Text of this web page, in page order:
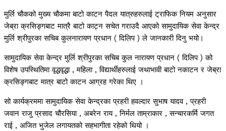
मुर्लि चौकको मुख्य चौकमा बाटो काटन पैदल यात्रुहरुलाई ट्राफिक नियम अनुसार
जेब्रा क्रसिङ्गबाट मात्रै बाटो काट्न सचेत गराउदै आएको सामुदायिक सेवा केन्द्र
मुर्लि श्रीपुरका सचिब कुलनारायण प्रधान ( दिलिप ) ले जानकारी दिनु भयो।
सामुदायिक सेवा केन्द्र मुर्लि श्रीपुरका सचिब कुल नारायण प्रधान ( दिलिप ) को
विशेष उपस्थितिमा वृद्धवृद्धा , महिला , विद्यार्थीहरुलाई जथाभावी बाटो नकाटन र जेब्रा
क्रसिङ्गबाट मात्र बाटो काटन आग्रह गरेका थिए ।
सो कार्यक्रममा सामुदायिक सेवा केन्द्रका प्रहरी हवल्दार सुभाष यादव , प्रहरी
जवान राजु प्रसाद चौरसिया , अबरेन राय , निर्मल ताम्राकार , सन्चारकर्मि जगत
राई , अजित भुजेल लगायतको सहभागीता रहेको थियो ।